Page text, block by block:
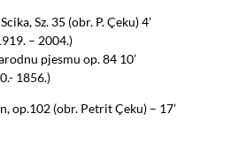
Sz. 35 (obr. P. Çeku) 4’
– 2004.)
pjesmu op. 84 10’
1856.)
op.102 (obr. Petrit Çeku) – 17’